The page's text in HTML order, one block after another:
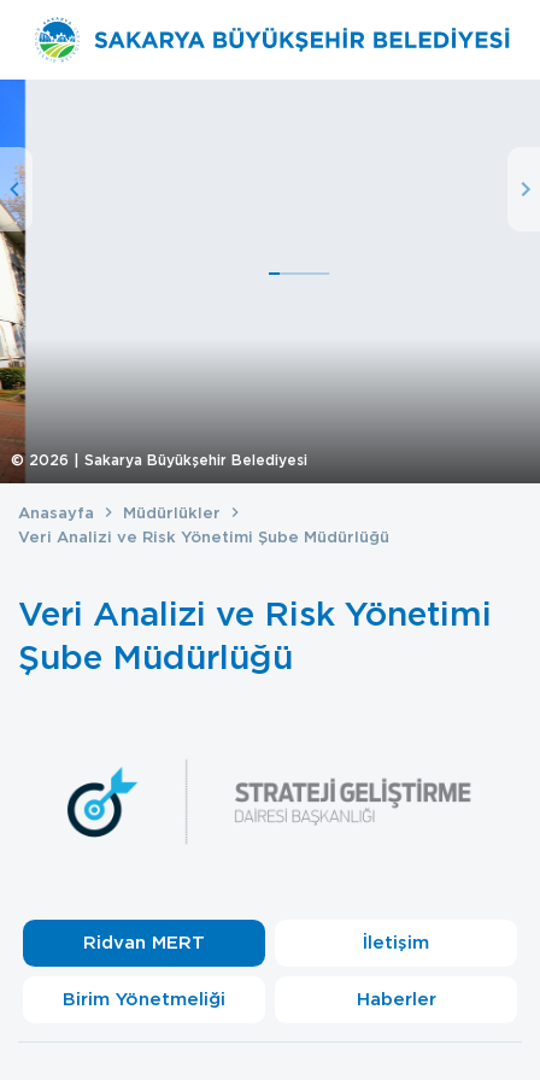
© 2026 | Sakarya Büyükşehir Belediyesi
Anasayfa
Müdürlükler
Veri Analizi ve Risk Yönetimi Şube Müdürlüğü
Veri Analizi ve Risk Yönetimi
Şube Müdürlüğü
Ridvan MERT İletişim
Birim Yönetmeliği Haberler